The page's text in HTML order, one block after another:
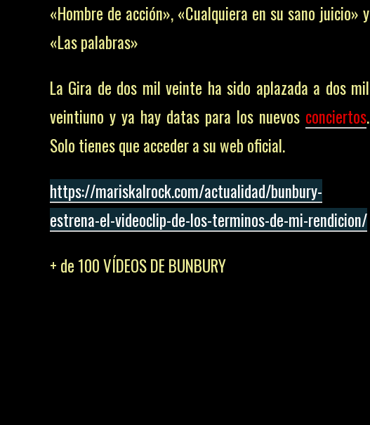
«Hombre de acción», «Cualquiera en su sano juicio» y
«Las palabras»
La Gira de dos mil veinte ha sido aplazada a dos mil
veintiuno y ya hay datas para los nuevos conciertos.
Solo tienes que acceder a su web oficial.
https://mariskalrock.com/actualidad/bunbury-
estrena-el-videoclip-de-los-terminos-de-mi-rendicion/
+ de 100 VÍDEOS DE BUNBURY